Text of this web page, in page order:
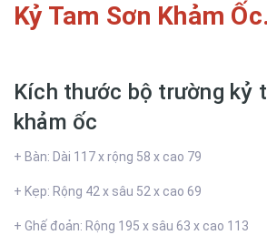
Kỷ Tam Sơn Khảm Ốc.
Kích thước bộ trường kỷ
khảm ốc
+ Bàn: Dài 117 x rộng 58 x cao 79
+ Kẹp: Rộng 42 x sâu 52 x cao 69
+ Ghế đoản: Rộng 195 x sâu 63 x cao 113